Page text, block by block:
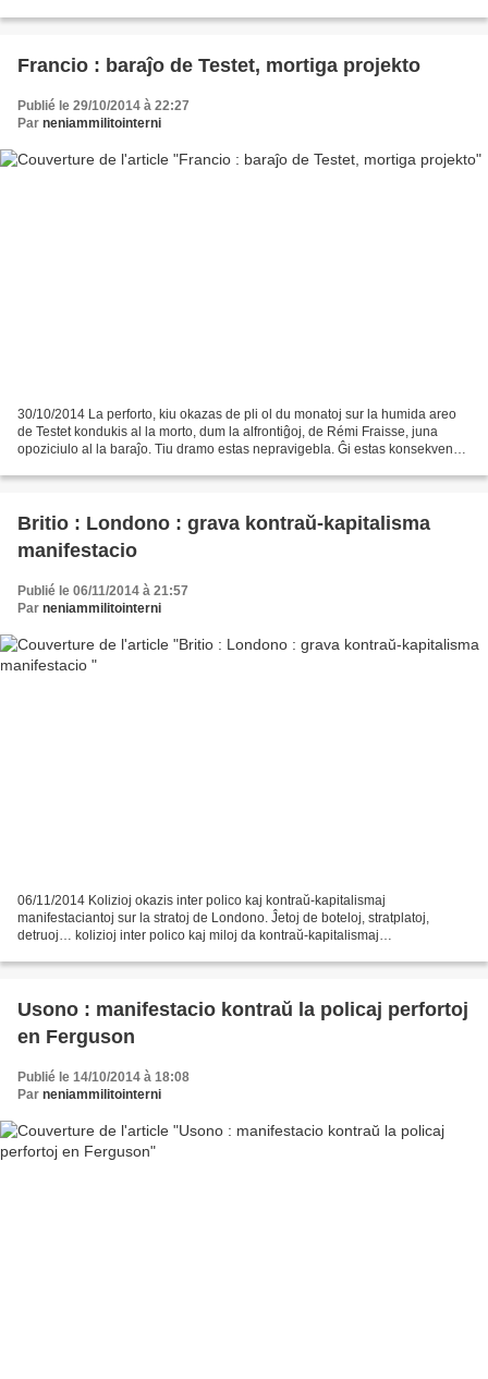
Francio : baraĵo de Testet, mortiga projekto
Publié le 29/10/2014 à 22:27
Par neniammilitointerni
30/10/2014 La perforto, kiu okazas de pli ol du monatoj sur la humida areo
de Testet kondukis al la morto, dum la alfrontiĝoj, de Rémi Fraisse, juna
opoziciulo al la baraĵo. Tiu dramo estas nepravigebla. Ĝi estas konsekvenco
Britio : Londono : grava kontraŭ-kapitalisma
manifestacio
Publié le 06/11/2014 à 21:57
Par neniammilitointerni
06/11/2014 Kolizioj okazis inter polico kaj kontraŭ-kapitalismaj
manifestaciantoj sur la stratoj de Londono. Ĵetoj de boteloj, stratplatoj,
detruoj… kolizioj inter polico kaj miloj da kontraŭ-kapitalismaj
Usono : manifestacio kontraŭ la policaj perfortoj
en Ferguson
Publié le 14/10/2014 à 18:08
Par neniammilitointerni